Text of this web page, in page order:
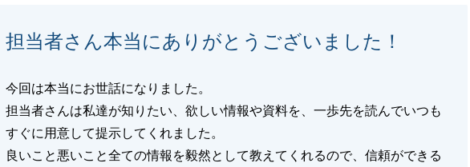
担当者さん本当にありがとうございました！
今回は本当にお世話になりました。
担当者さんは私達が知りたい、欲しい情報や資料を、一歩先を読んでいつも
すぐに用意して提示してくれました。
良いこと悪いこと全ての情報を毅然として教えてくれるので、信頼ができる